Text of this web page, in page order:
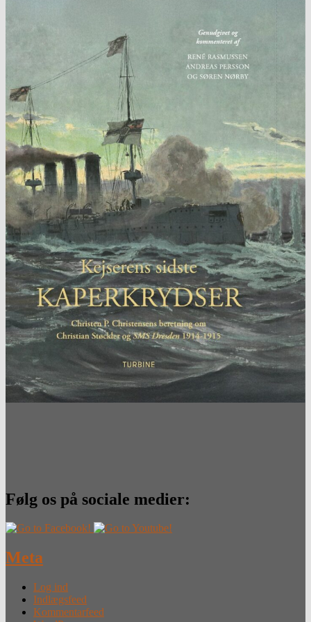
Følg os på sociale medier:
Meta
Log ind
Indlægsfeed
Kommentarfeed